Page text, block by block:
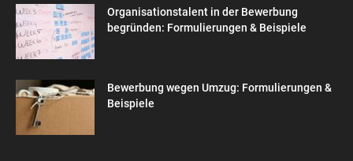
Organisationstalent in der Bewerbung
begründen: Formulierungen & Beispiele
Bewerbung wegen Umzug: Formulierungen &
Beispiele